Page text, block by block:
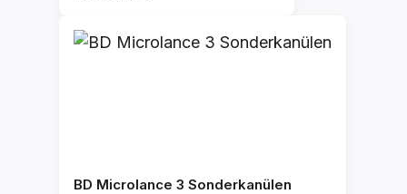
BD Microlance 3 Sonderkanülen